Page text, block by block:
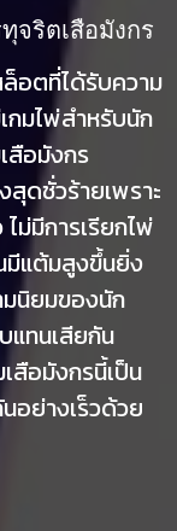
จริตเสือมังกร
ล็อตที่ได้รับความ
มไพ่สำหรับนัก
สือมังกร
ดชั่วร้ายเพราะ
ม่มีการเรียกไพ่
มีแต้มสูงขึ้นยิ่ง
มนิยมของนัก
แทนเสียกัน
สือมังกรนี้เป็น
อย่างเร็วด้วย